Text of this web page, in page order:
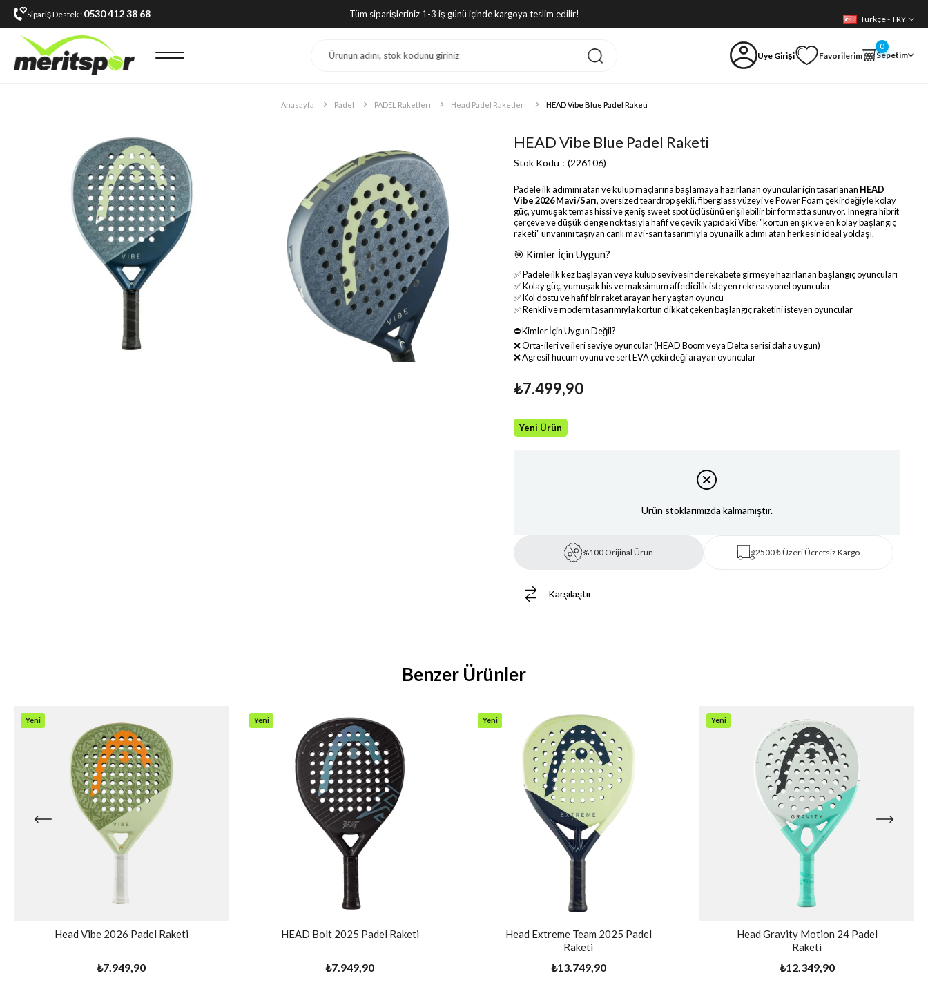
Sipariş Destek : 0530 412 38 68 Tüm siparişleriniz 1-3 iş günü içinde kargoya teslim edilir! Türkçe - TRY
Üye Girişi Favorilerim Sepetim
0
Anasayfa Padel PADEL Raketleri Head Padel Raketleri HEAD Vibe Blue Padel Raketi
HEAD Vibe Blue Padel Raketi
Stok Kodu (226106)
Padele ilk adımını atan ve kulüp maçlarına başlamaya hazırlanan oyuncular için tasarlanan HEAD
Vibe 2026 Mavi/Sarı, oversized teardrop şekli, fiberglass yüzeyi ve Power Foam çekirdeğiyle kolay
güç, yumuşak temas hissi ve geniş sweet spot üçlüsünü erişilebilir bir formatta sunuyor. Innegra hibrit
çerçeve ve düşük denge noktasıyla hafif ve çevik yapıdaki Vibe; "kortun en şık ve en kolay başlangıç
raketi" unvanını taşıyan canlı mavi-sarı tasarımıyla oyuna ilk adımı atan herkesin ideal yoldaşı.
🎯 Kimler İçin Uygun?
✅ Padele ilk kez başlayan veya kulüp seviyesinde rekabete girmeye hazırlanan başlangıç oyuncuları
✅ Kolay güç, yumuşak his ve maksimum affedicilik isteyen rekreasyonel oyuncular
✅ Kol dostu ve hafif bir raket arayan her yaştan oyuncu
✅ Renkli ve modern tasarımıyla kortun dikkat çeken başlangıç raketini isteyen oyuncular
⛔ Kimler İçin Uygun Değil?
❌ Orta-ileri ve ileri seviye oyuncular (HEAD Boom veya Delta serisi daha uygun)
❌ Agresif hücum oyunu ve sert EVA çekirdeği arayan oyuncular
₺7.499,90
Yeni Ürün
Ürün stoklarımızda kalmamıştır.
%100 Orijinal Ürün 2500 ₺ Üzeri Ücretsiz Kargo
Karşılaştır
Benzer Ürünler
Head Vibe 2026 Padel Raketi
₺7.949,90
Yeni
HEAD Bolt 2025 Padel Raketi
₺7.949,90
Yeni
Head Extreme Team 2025 Padel
Raketi
₺13.749,90
Yeni
Head Gravity Motion 24 Padel
Raketi
₺12.349,90
Yeni